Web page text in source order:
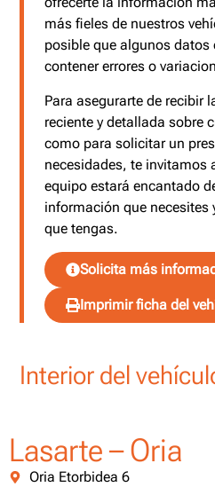
más fieles de nuestros
posible que algunos datos
contener errores o
Para asegurarte de recibir
reciente y detallada sobre
como para solicitar un
necesidades, te invitamos
equipo estará encantado
información que necesites
que tengas.
Solicita más
Imprimir ficha del
Interior del
Lasarte – Oria
Oria Etorbidea 6